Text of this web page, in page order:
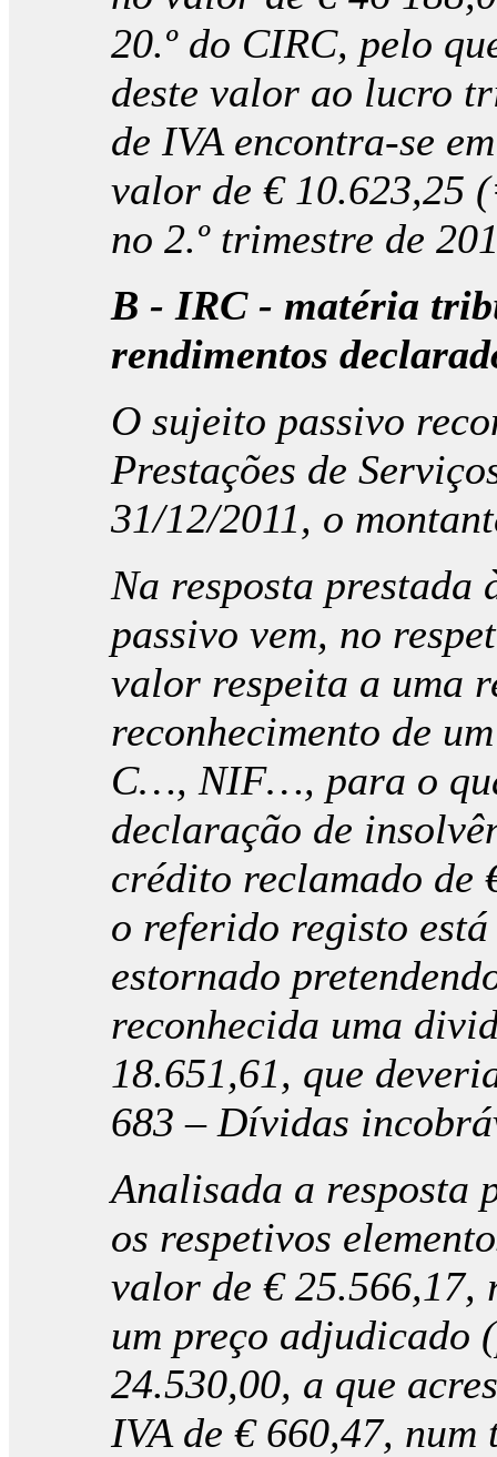
20.º do CIRC, pelo
deste valor ao lucro
de IVA encontra-se
valor de € 10.623,25
no 2.º trimestre de
B - IRC - matéria
rendimentos
O sujeito passivo
Prestações de
31/12/2011, o
Na resposta
passivo vem, no
valor respeita a uma
reconhecimento de
C…, NIF…, para o
declaração de
crédito reclamado de
o referido registo
estornado
reconhecida uma
18.651,61, que
683 – Dívidas
Analisada a resposta
os respetivos
valor de € 25.566,17,
um preço adjudicado
24.530,00, a que
IVA de € 660,47,